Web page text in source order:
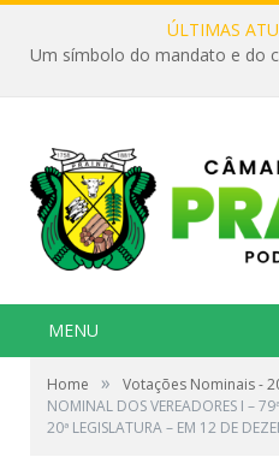
ÚLTIMAS
MENU
Home » Votações Nominais -
NOMINAL DOS VEREADORES I –
20ª LEGISLATURA – EM 12 DE